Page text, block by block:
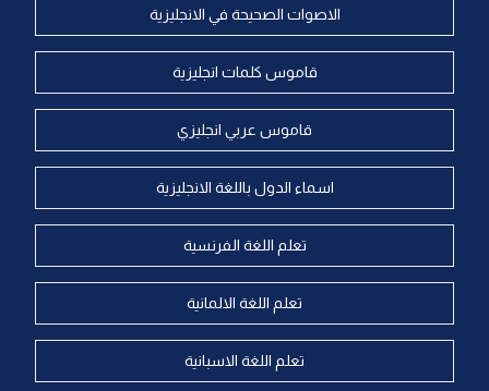
الاصوات الصحيحة في الانجليزية
قاموس كلمات انجليزية
قاموس عربي انجليزي
اسماء الدول باللغة الانجليزية
تعلم اللغة الفرنسية
تعلم اللغة الالمانية
تعلم اللغة الاسبانية